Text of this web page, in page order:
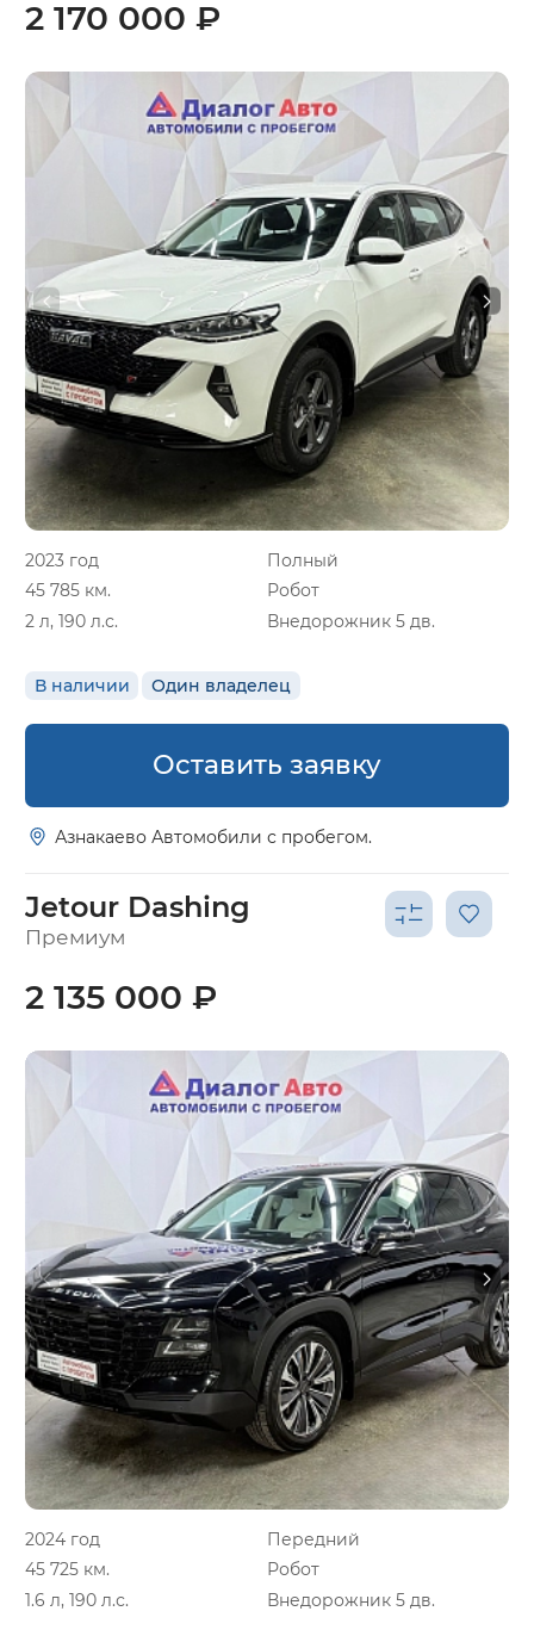
2023 год
Полный
45 785 км.
Робот
2 л, 190 л.с.
Внедорожник 5 дв.
В наличии Один владелец
2 170 000 ₽
Оставить заявку
Азнакаево Автомобили с пробегом.
Jetour Dashing
Премиум
2024 год
Передний
45 725 км.
Робот
1.6 л, 190 л.с.
Внедорожник 5 дв.
2 135 000 ₽